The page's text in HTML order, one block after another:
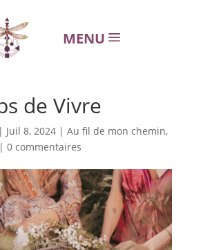
MENU
de Vivre
Juil 8, 2024| Au fil de mon chemin,
| 0 commentaires